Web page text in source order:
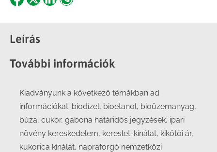
Share
Facebook
Share
X
ShareShare
Leírás
További információk
Kiadványunk a következő témákban ad
információkat: biodízel, bioetanol, bioüzemanyag,
búza, cukor, gabona határidős jegyzések, ipari
növény kereskedelem, kereslet-kínálat, kikötői ár,
kukorica kínálat, napraforgó nemzetközi